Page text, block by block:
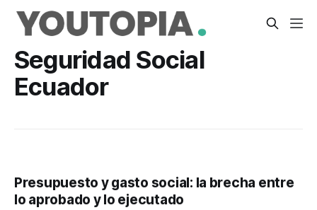
Seguridad Social
Ecuador
Presupuesto y gasto social: la brecha entre
lo aprobado y lo ejecutado